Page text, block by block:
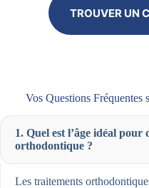
TROUVER UN
Vos Questions Fréquentes
1. Quel est l’âge idéal
orthodontique ?
Les traitements